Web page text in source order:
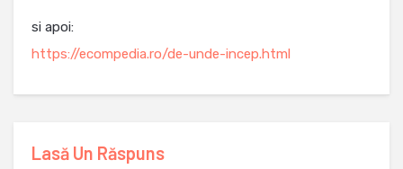
si apoi:
https://ecompedia.ro/de-unde-incep.html
Lasă Un Răspuns